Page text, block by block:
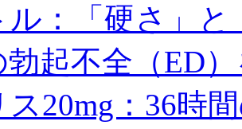
ル：「硬さ」と
勃起不全（ED
ス20mg：36時